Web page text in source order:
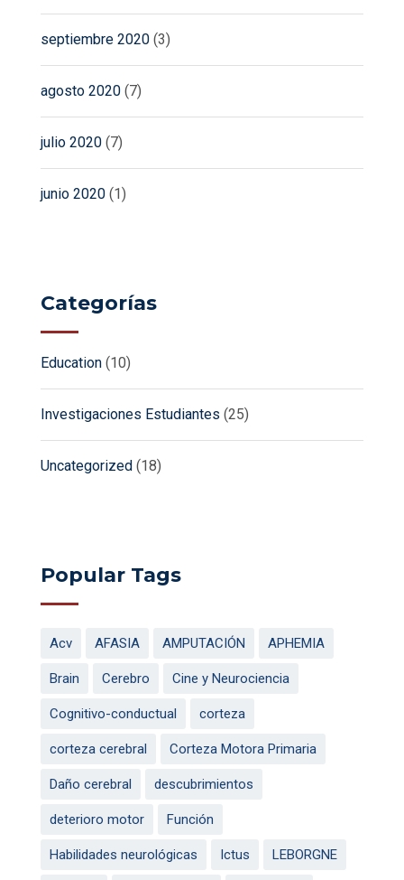
septiembre 2020 (3)
agosto 2020 (7)
julio 2020 (7)
junio 2020 (1)
Categorías
Education (10)
Investigaciones Estudiantes (25)
Uncategorized (18)
Popular Tags
Acv AFASIA AMPUTACIÓN APHEMIA
Brain Cerebro Cine y Neurociencia
Cognitivo-conductual corteza
corteza cerebral Corteza Motora Primaria
Daño cerebral descubrimientos
deterioro motor Función
Habilidades neurológicas Ictus LEBORGNE